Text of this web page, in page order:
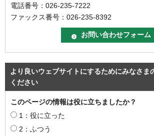
電話番号：026-235-7222
ファックス番号：026-235-8392
より良いウェブサイトにするためにみなさま
ください
このページの情報は役に立ちましたか？
1：役に立った
2：ふつう